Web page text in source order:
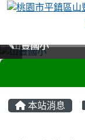
山豐國小
山豐國小
山豐國小
山豐國小
本站消息